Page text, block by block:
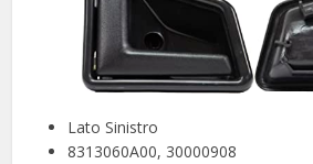
Lato Sinistro
8313060A00, 30000908